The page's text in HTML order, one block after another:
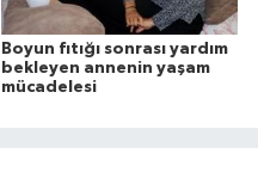
Boyun fıtığı sonrası yardım
bekleyen annenin yaşam
mücadelesi